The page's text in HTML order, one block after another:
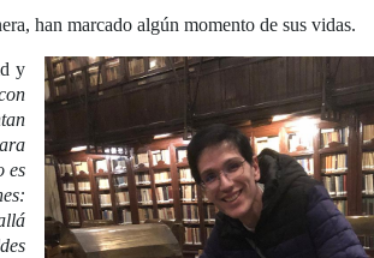
han marcado algún momento de sus vidas.
y
es